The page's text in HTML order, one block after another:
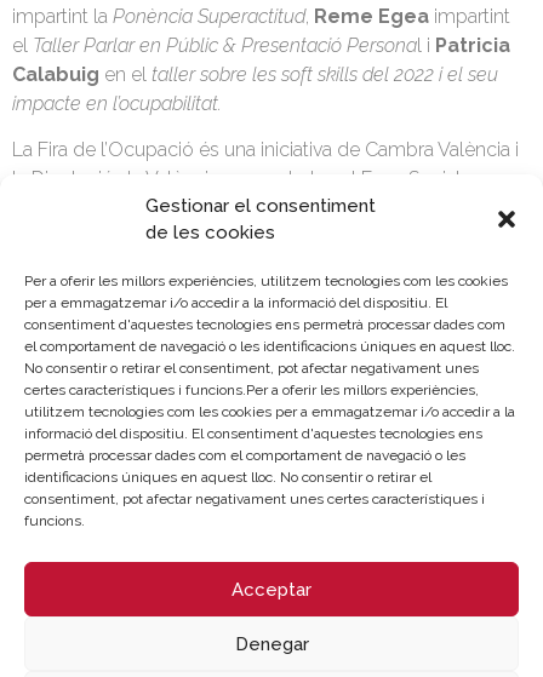
Gestionar el consentiment
de les cookies
Per a oferir les millors experiències, utilitzem tecnologies com les cookies
per a emmagatzemar i/o accedir a la informació del dispositiu. El
consentiment d'aquestes tecnologies ens permetrà processar dades com
el comportament de navegació o les identificacions úniques en aquest lloc.
No consentir o retirar el consentiment, pot afectar negativament unes
certes característiques i funcions.Per a oferir les millors experiències,
utilitzem tecnologies com les cookies per a emmagatzemar i/o accedir a la
informació del dispositiu. El consentiment d'aquestes tecnologies ens
permetrà processar dades com el comportament de navegació o les
identificacions úniques en aquest lloc. No consentir o retirar el
consentiment, pot afectar negativament unes certes característiques i
funcions.
Acceptar
Denegar
impartint la Ponència Superactitud, Reme Egea impartint
el Taller Parlar en Públic & Presentació Personal i Patricia
Calabuig en el taller sobre les soft skills del 2022 i el seu
impacte en l’ocupabilitat.
La Fira de l’Ocupació és una iniciativa de Cambra València i
la Diputació de València, secundada pel Fons Social
Europeu, que té com a objectiu activar i incentivar
l’ocupació convertint-se en punt de trobada entre el teixit
especialment, els joves inscrits en el Sistema Nacional de
Garantia Juvenil, en el qual la Cambra participa activament.
Recursos vinculats
Nota de premsa(Documento)
José Vicente Morata, Toni Gaspar i Roger Cerdà en la
Fira Ocupació de Xàtiva(Imagen)
(Imagen)
Declaracions José Vicente Morata Fira Ocupació